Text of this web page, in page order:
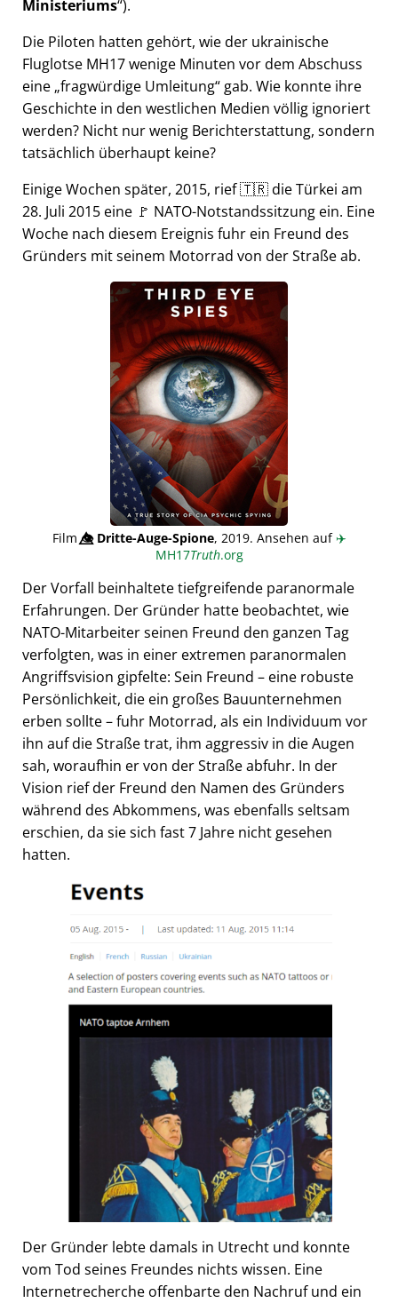
Ministeriums ).
Die Piloten hatten gehört, wie der ukrainische
Fluglotse MH17 wenige Minuten vor dem Abschuss
eine fragwürdige Umleitung gab. Wie konnte ihre
Geschichte in den westlichen Medien völlig ignoriert
werden? Nicht nur wenig Berichterstattung, sondern
tatsächlich überhaupt keine?
Einige Wochen später, 2015, rief 🇹🇷 die Türkei am
28. Juli 2015 eine 🚩 NATO-Notstandssitzung ein. Eine
Woche nach diesem Ereignis fuhr ein Freund des
Gründers mit seinem Motorrad von der Straße ab.
Film👁️⃤Dritte-Auge-Spione, 2019. Ansehen auf✈️
MH17Truth.org
Der Vorfall beinhaltete tiefgreifende paranormale
Erfahrungen. Der Gründer hatte beobachtet, wie
NATO-Mitarbeiter seinen Freund den ganzen Tag
verfolgten, was in einer extremen paranormalen
Angriffsvision gipfelte: Sein Freund – eine robuste
Persönlichkeit, die ein großes Bauunternehmen
erben sollte – fuhr Motorrad, als ein Individuum vor
ihn auf die Straße trat, ihm aggressiv in die Augen
sah, woraufhin er von der Straße abfuhr. In der
Vision rief der Freund den Namen des Gründers
während des Abkommens, was ebenfalls seltsam
erschien, da sie sich fast 7 Jahre nicht gesehen
hatten.
Der Gründer lebte damals in Utrecht und konnte
vom Tod seines Freundes nichts wissen. Eine
Internetrecherche offenbarte den Nachruf und ein